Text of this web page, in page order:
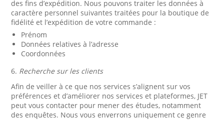
des fins d’expédition. Nous pouvons traiter les données à
caractère personnel suivantes traitées pour la boutique de
fidélité et l’expédition de votre commande :
Prénom
Données relatives à l’adresse
Coordonnées
6. Recherche sur les clients
Afin de veiller à ce que nos services s’alignent sur vos
préférences et d’améliorer nos services et plateformes, JET
peut vous contacter pour mener des études, notamment
des enquêtes. Nous vous enverrons uniquement ce genre